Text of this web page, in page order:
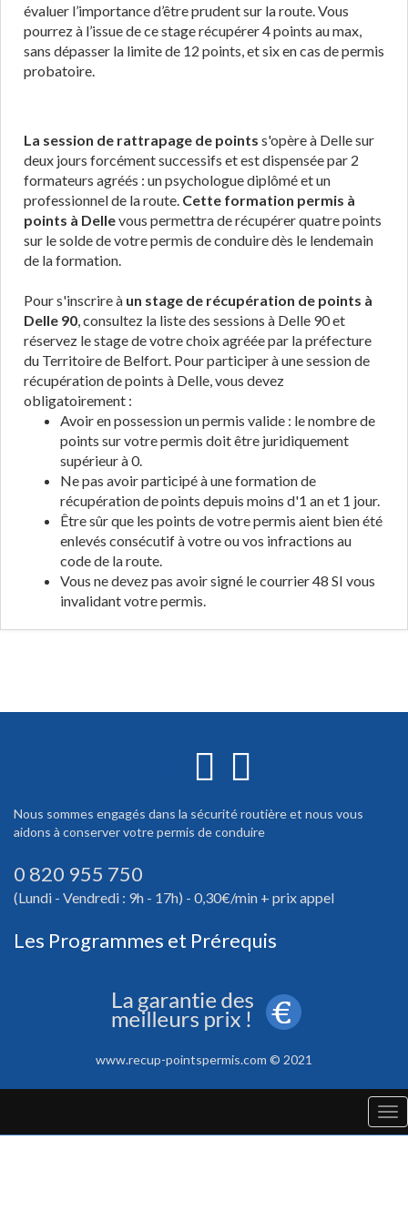
évaluer l’importance d’être prudent sur la route. Vous
pourrez à l’issue de ce stage récupérer 4 points au max,
sans dépasser la limite de 12 points, et six en cas de permis
probatoire.
La session de rattrapage de points s'opère à Delle sur
deux jours forcément successifs et est dispensée par 2
formateurs agréés : un psychologue diplômé et un
professionnel de la route. Cette formation permis à
points à Dellevous permettra de récupérer quatre points
sur le solde de votre permis de conduire dès le lendemain
de la formation.
Pour s'inscrire à un stage de récupération de points à
Delle 90, consultez la liste des sessions à Delle 90 et
réservez le stage de votre choix agréée par la préfecture
du Territoire de Belfort. Pour participer à une session de
récupération de points à Delle, vous devez
obligatoirement :
Avoir en possession un permis valide : le nombre de
points sur votre permis doit être juridiquement
supérieur à 0.
Ne pas avoir participé à une formation de
récupération de points depuis moins d'1 an et 1 jour.
Être sûr que les points de votre permis aient bien été
enlevés consécutif à votre ou vos infractions au
code de la route.
Vous ne devez pas avoir signé le courrier 48 SI vous
invalidant votre permis.
Nous sommes engagés dans la sécurité routière et nous vous
aidons à conserver votre permis de conduire
0 820 955 750
(Lundi - Vendredi : 9h - 17h) - 0,30€/min + prix appel
Les Programmes et Prérequis
www.recup-pointspermis.com © 2021